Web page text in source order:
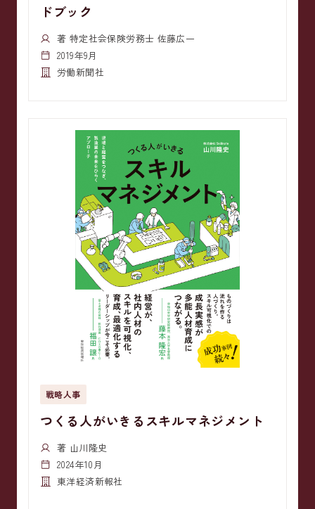
ドブック
著 特定社会保険労務士 佐藤広一
2019年9月
労働新聞社
戦略人事
つくる人がいきるスキルマネジメント
著 山川隆史
2024年10月
東洋経済新報社